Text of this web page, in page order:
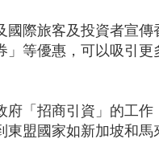
際旅客及投資者宣
等優惠，可以吸引
「招商引資」的工
盟國家如新加坡和馬